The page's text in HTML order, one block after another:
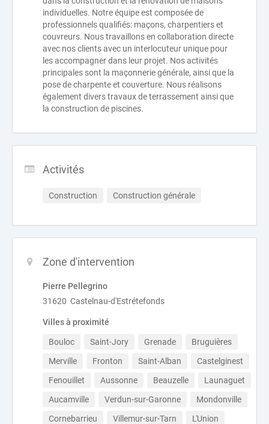
individuelles. Notre équipe est composée de
professionnels qualifiés: maçons, charpentiers et
couvreurs. Nous travaillons en collaboration directe
avec nos clients avec un interlocuteur unique pour
les accompagner dans leur projet. Nos activités
principales sont la maçonnerie générale, ainsi que la
pose de charpente et couverture. Nous réalisons
également divers travaux de terrassement ainsi que
la construction de piscines.
Activités
Construction Construction générale
Zone d'intervention
Pierre Pellegrino
31620 Castelnau-d'Estrétefonds
Villes à proximité
Bouloc Saint-Jory Grenade
Bruguières
Merville
Fronton Saint-Alban
Castelginest
Fenouillet
Aussonne Beauzelle
Launaguet
Aucamville
Verdun-sur-Garonne
Mondonville
Cornebarrieu
Villemur-sur-Tarn
L'Union